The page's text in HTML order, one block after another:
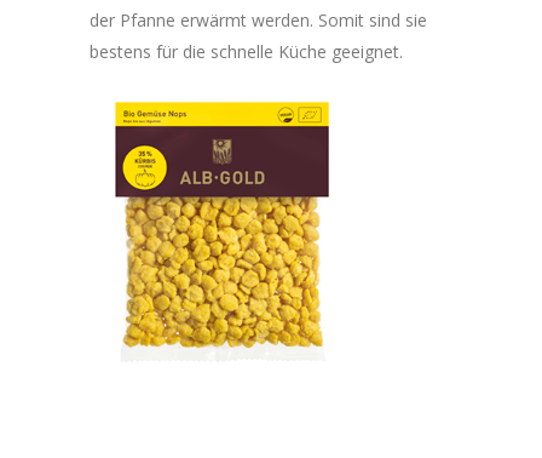
der Pfanne erwärmt werden. Somit sind sie
bestens für die schnelle Küche geeignet.